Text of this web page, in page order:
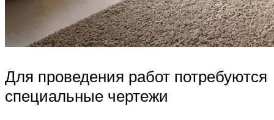
Для проведения работ потребуются
специальные чертежи